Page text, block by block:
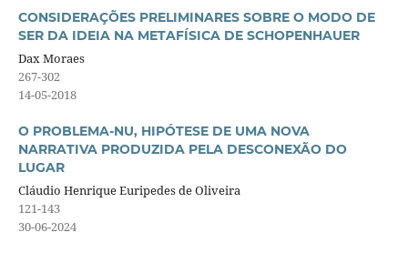
CONSIDERAÇÕES PRELIMINARES SOBRE O MODO DE
SER DA IDEIA NA METAFÍSICA DE SCHOPENHAUER
Dax Moraes
267-302
14-05-2018
O PROBLEMA-NU, HIPÓTESE DE UMA NOVA
NARRATIVA PRODUZIDA PELA DESCONEXÃO DO
LUGAR
Cláudio Henrique Euripedes de Oliveira
121-143
30-06-2024